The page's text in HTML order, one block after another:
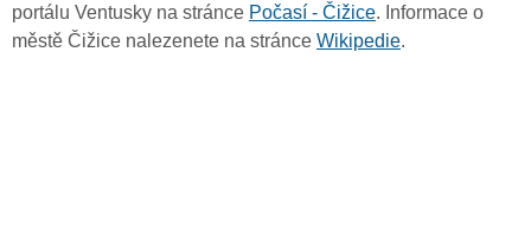
portálu Ventusky na stránce Počasí - Čižice. Informace o
městě Čižice nalezenete na stránce Wikipedie.